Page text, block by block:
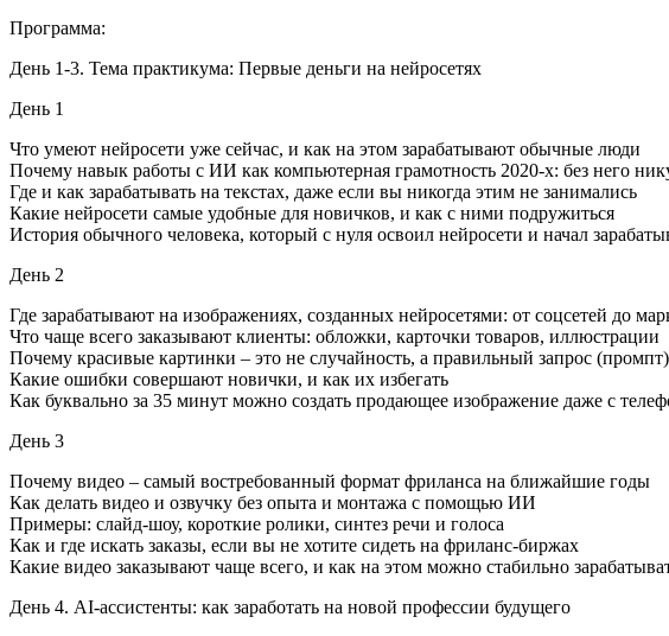
Программа:
День 1-3. Тема практикума: Первые деньги на нейросетях
День 1
Что умеют нейросети уже сейчас, и как на этом зарабатывают обычные люди
Почему навык работы с ИИ как компьютерная грамотность 2020-х: без него
Где и как зарабатывать на текстах, даже если вы никогда этим не занимались
Какие нейросети самые удобные для новичков, и как с ними подружиться
История обычного человека, который с нуля освоил нейросети и начал
День 2
Где зарабатывают на изображениях, созданных нейросетями: от соцсетей до
Что чаще всего заказывают клиенты: обложки, карточки товаров, иллюстрации
Почему красивые картинки – это не случайность, а правильный запрос (промпт)
Какие ошибки совершают новички, и как их избегать
Как буквально за 35 минут можно создать продающее изображение даже с
День 3
Почему видео – самый востребованный формат фриланса на ближайшие годы
Как делать видео и озвучку без опыта и монтажа с помощью ИИ
Примеры: слайд-шоу, короткие ролики, синтез речи и голоса
Как и где искать заказы, если вы не хотите сидеть на фриланс-биржах
Какие видео заказывают чаще всего, и как на этом можно стабильно
День 4. AI-ассистенты: как заработать на новой профессии будущего